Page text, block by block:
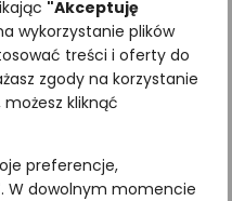
"Akceptuję
wykorzystanie plików
treści i oferty do
zgody na korzystanie
kliknąć
preferencje,
. W dowolnym momencie
cena z ostatnich 30
zł
danych
ILUSTRACJE
wiejskie